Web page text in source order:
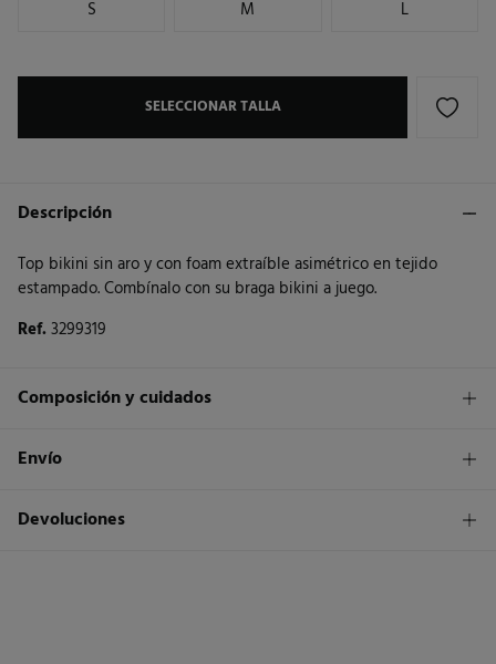
S M L
SELECCIONAR TALLA
Descripción
Top bikini sin aro y con foam extraíble asimétrico en tejido
estampado. Combínalo con su braga bikini a juego.
Ref.3299319
Composición y cuidados
Composición
Cuidados
Envío
Envío a tienda
1,95€
Devoluciones